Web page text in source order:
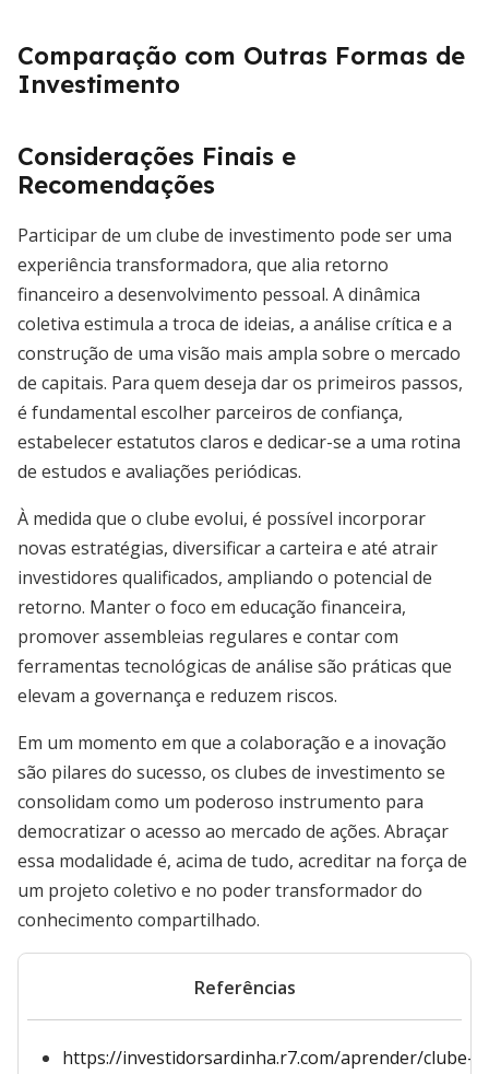
Comparação com Outras Formas de
Investimento
Considerações Finais e
Recomendações
Participar de um clube de investimento pode ser uma
experiência transformadora, que alia retorno
financeiro a desenvolvimento pessoal. A dinâmica
coletiva estimula a troca de ideias, a análise crítica e a
construção de uma visão mais ampla sobre o mercado
de capitais. Para quem deseja dar os primeiros passos,
é fundamental escolher parceiros de confiança,
estabelecer estatutos claros e dedicar-se a uma rotina
de estudos e avaliações periódicas.
À medida que o clube evolui, é possível incorporar
novas estratégias, diversificar a carteira e até atrair
investidores qualificados, ampliando o potencial de
retorno. Manter o foco em educação financeira,
promover assembleias regulares e contar com
ferramentas tecnológicas de análise são práticas que
elevam a governança e reduzem riscos.
Em um momento em que a colaboração e a inovação
são pilares do sucesso, os clubes de investimento se
consolidam como um poderoso instrumento para
democratizar o acesso ao mercado de ações. Abraçar
essa modalidade é, acima de tudo, acreditar na força de
um projeto coletivo e no poder transformador do
conhecimento compartilhado.
Referências
https://investidorsardinha.r7.com/aprender/clube-